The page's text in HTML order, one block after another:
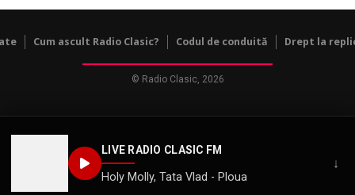
LIVE RADIO CLASIC FM
Holy Molly, Tata Vlad - Ploua
↓
Cum ascult Radio Clasic? Codul de conduită Drept la
© Radio Clasic, 2026